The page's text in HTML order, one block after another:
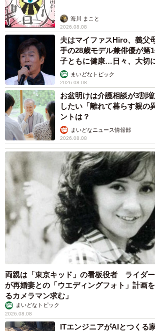
海川 まこと
2026.08.08
夫はマイファスHiro、義父
手の28歳モデル兼俳優が第
子ともに健康…日々、大切
まいどなトピック
2026.08.08
お盆明けは介護相談が3割
したい「離れて暮らす親の
ントは？
まいどなニュース情報部
2026.08.08
両親は「東京キッド」の看板役者 ライダ
が再婚妻との「ウエディングフォト」計画
るカメラマン求む」
まいどなトピック
2026.08.08
ITエンジニアがAIとつく